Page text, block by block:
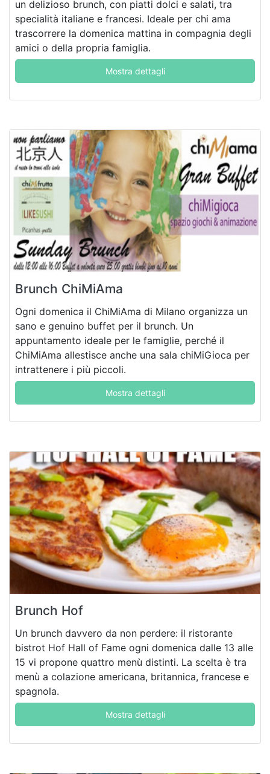
un delizioso brunch, con piatti dolci e salati, tra
specialità italiane e francesi. Ideale per chi ama
trascorrere la domenica mattina in compagnia degli
amici o della propria famiglia.
Mostra dettagli
Brunch ChiMiAma
Ogni domenica il ChiMiAma di Milano organizza un
sano e genuino buffet per il brunch. Un
appuntamento ideale per le famiglie, perché il
ChiMiAma allestisce anche una sala chiMiGioca per
intrattenere i più piccoli.
Mostra dettagli
Brunch Hof
Un brunch davvero da non perdere: il ristorante
bistrot Hof Hall of Fame ogni domenica dalle 13 alle
15 vi propone quattro menù distinti. La scelta è tra
menù a colazione americana, britannica, francese e
spagnola.
Mostra dettagli